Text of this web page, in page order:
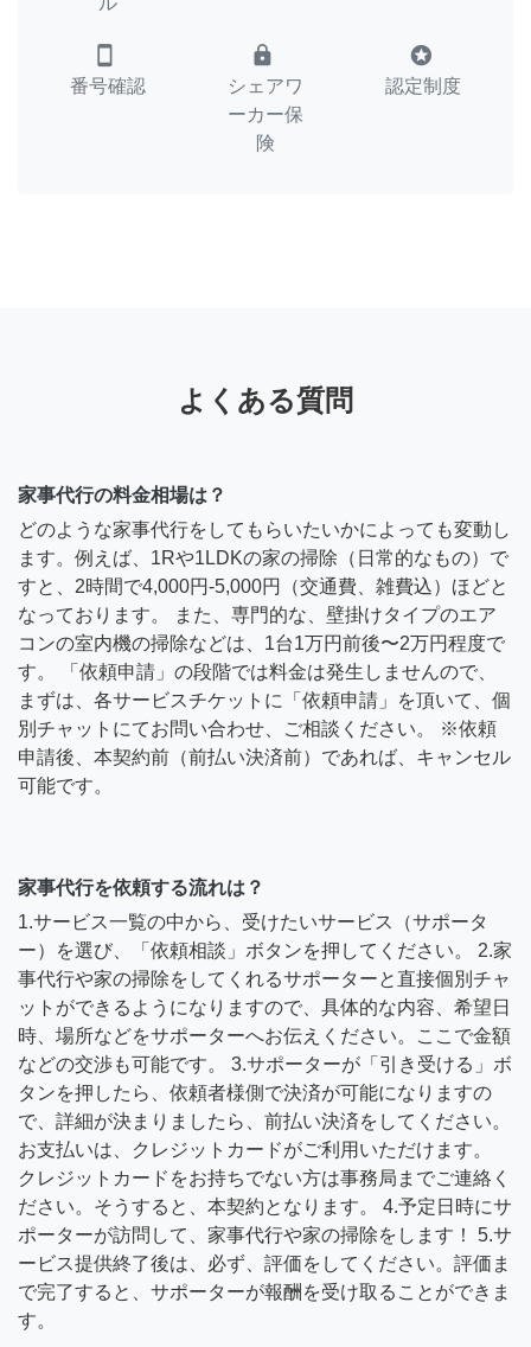
smartphone
番号確認
lock
シェアワ
ーカー保
険
stars
認定制度
よくある質問
家事代行の料金相場は？
どのような家事代行をしてもらいたいかによっても変動し
ます。例えば、1Rや1LDKの家の掃除（日常的なもの）で
すと、2時間で4,000円-5,000円（交通費、雑費込）ほどと
なっております。 また、専門的な、壁掛けタイプのエア
コンの室内機の掃除などは、1台1万円前後〜2万円程度で
す。 「依頼申請」の段階では料金は発生しませんので、
まずは、各サービスチケットに「依頼申請」を頂いて、個
別チャットにてお問い合わせ、ご相談ください。 ※依頼
申請後、本契約前（前払い決済前）であれば、キャンセル
可能です。
家事代行を依頼する流れは？
1.サービス一覧の中から、受けたいサービス（サポータ
ー）を選び、「依頼相談」ボタンを押してください。 2.家
事代行や家の掃除をしてくれるサポーターと直接個別チャ
ットができるようになりますので、具体的な内容、希望日
時、場所などをサポーターへお伝えください。ここで金額
などの交渉も可能です。 3.サポーターが「引き受ける」ボ
タンを押したら、依頼者様側で決済が可能になりますの
で、詳細が決まりましたら、前払い決済をしてください。
お支払いは、クレジットカードがご利用いただけます。
クレジットカードをお持ちでない方は事務局までご連絡く
ださい。そうすると、本契約となります。 4.予定日時にサ
ポーターが訪問して、家事代行や家の掃除をします！ 5.サ
ービス提供終了後は、必ず、評価をしてください。評価ま
で完了すると、サポーターが報酬を受け取ることができま
す。